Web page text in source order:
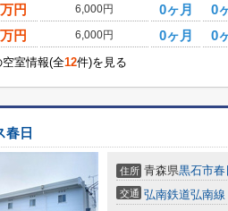
万円 6,000円 0ヶ月 0
万円 6,000円 0ヶ月 0
空室情報(全12件)を見る
春日
住所 青森県黒石市春
交通 弘南鉄道弘南線